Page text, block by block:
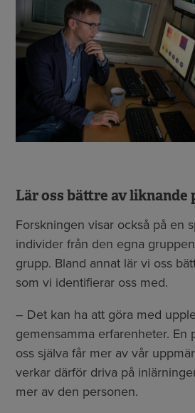
Lär oss bättre av liknande
Forskningen visar också på en
individer från den egna
grupp. Bland annat lär vi oss
som vi identifierar oss med.
– Det kan ha att göra med
gemensamma erfarenheter. En
oss själva får mer av vår
verkar därför driva på
mer av den personen.